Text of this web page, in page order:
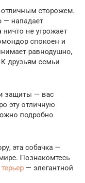
отличным сторожем.
— нападает
не угрожает
спокоен и
равнодушно,
друзьям семьи
защиты — вас
эту отличную
подробно
эта собачка —
Познакомтесь
— элегантной